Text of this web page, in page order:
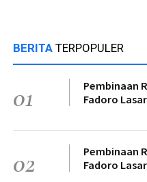
BERITA TERPOPULER
01
Pembinaan
Fadoro
02
Pembinaan
Fadoro